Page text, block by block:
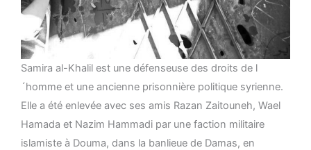
Samira al-Khalil est une défenseuse des droits de l
´homme et une ancienne prisonnière politique syrienne.
Elle a été enlevée avec ses amis Razan Zaitouneh, Wael
Hamada et Nazim Hammadi par une faction militaire
islamiste à Douma, dans la banlieue de Damas, en